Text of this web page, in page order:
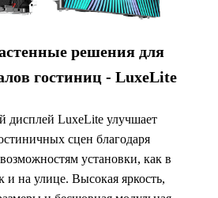
решения для
гостиниц - LuxeLite
дисплей LuxeLite улучшает
сцен благодаря
установки, как в
и на улице. Высокая яркость,